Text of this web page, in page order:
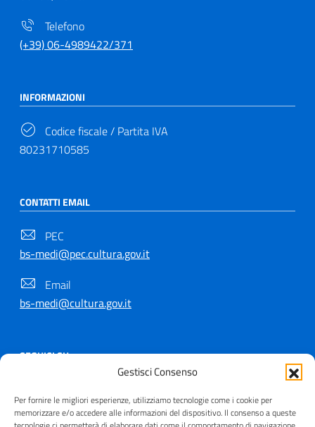
Gestisci Consenso
Per fornire le migliori esperienze, utilizziamo tecnologie come i cookie per
memorizzare e/o accedere alle informazioni del dispositivo. Il consenso a queste
Telefono
(+39) 06-4989422/371
INFORMAZIONI
Codice fiscale / Partita IVA
80231710585
CONTATTI EMAIL
PEC
bs-medi@pec.cultura.gov.it
Email
bs-medi@cultura.gov.it
SEGUICI SU